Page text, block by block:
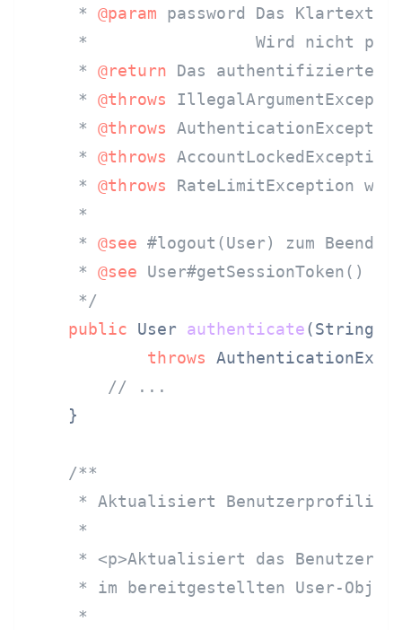
     *
@param password Das
*                 Wird nicht
     *
@return Das authentifizierte
     *
@throws
     *
@throws
     *
@throws
     *
@throws RateLimitException
     *
     *
@see #logout(User) zum
     *
@see User#getSessionToken()
     */
public User authenticate(String
throws
// ...
    }
/**
* Aktualisiert
     *
* <p>Aktualisiert das
* im bereitgestellten User-
     *